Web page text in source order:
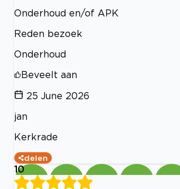
Onderhoud en/of APK
Reden bezoek
Onderhoud
Beveelt aan
25 June 2026
jan
Kerkrade
delen
10